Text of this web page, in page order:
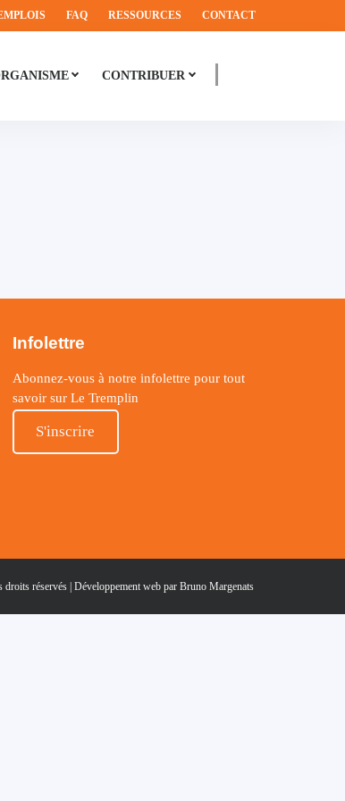
FAQ RESSOURCES CONTACT
CONTRIBUER
Infolettre
Abonnez-vous à notre infolettre pour tout
savoir sur Le Tremplin
S'inscrire
droits réservés | Développement web par Bruno Margenats